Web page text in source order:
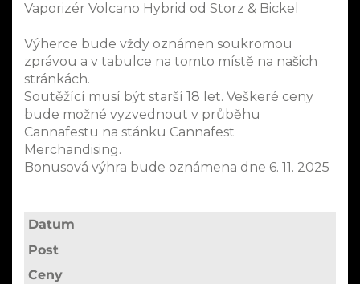
Vaporizér Volcano Hybrid od Storz & Bickel
Výherce bude vždy oznámen soukromou
zprávou a v tabulce na tomto místě na našich
stránkách.
Soutěžící musí být starší 18 let. Veškeré ceny
bude možné vyzvednout v průběhu
Cannafestu na stánku Cannafest
Merchandising.
Bonusová výhra bude oznámena dne 6. 11. 2025
Datum
Post
Ceny